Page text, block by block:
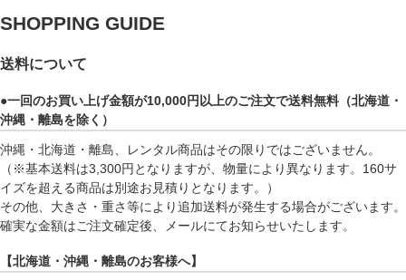
SHOPPING GUIDE
送料について
●一回のお買い上げ金額が10,000円以上のご注文で送料無料（北海道・
沖縄・離島を除く）
沖縄・北海道・離島、レンタル商品はその限りではございません。
（※基本送料は3,300円となりますが、物量により異なります。160サ
イズを超える商品は別途お見積りとなります。）
その他、大きさ・重さ等により追加送料が発生する場合がございます。
確実な金額はご注文確定後、メールにてお知らせいたします。
【北海道・沖縄・離島のお客様へ】